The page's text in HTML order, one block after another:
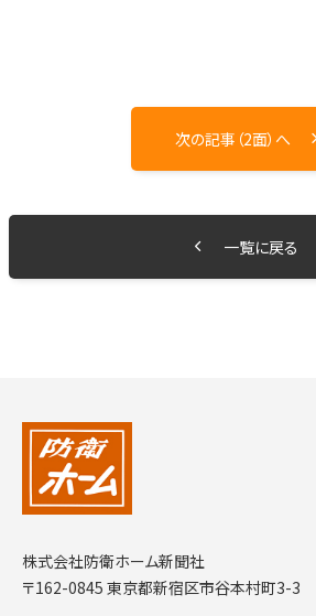
次の記事（2面）へ
一覧に戻る
株式会社防衛ホーム新聞社
〒162-0845 東京都新宿区市谷本村町3-3